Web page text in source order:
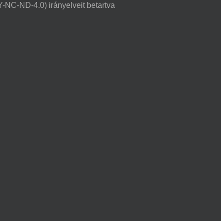
NC-ND-4.0) irányelveit betartva